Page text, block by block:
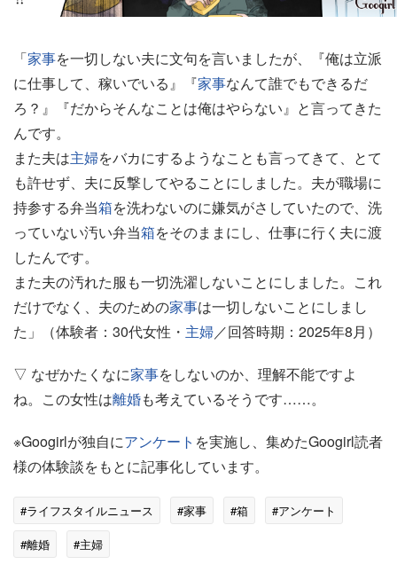
「家事を一切しない夫に文句を言いましたが、『俺は立派
に仕事して、稼いでいる』『家事なんて誰でもできるだ
ろ？』『だからそんなことは俺はやらない』と言ってきた
んです。
また夫は主婦をバカにするようなことも言ってきて、とて
も許せず、夫に反撃してやることにしました。夫が職場に
持参する弁当箱を洗わないのに嫌気がさしていたので、洗
っていない汚い弁当箱をそのままにし、仕事に行く夫に渡
したんです。
また夫の汚れた服も一切洗濯しないことにしました。これ
だけでなく、夫のための家事は一切しないことにしまし
た」（体験者：30代女性・ 主婦／回答時期：2025年8月）
▽ なぜかたくなに家事をしないのか、理解不能ですよ
ね。この女性は離婚も考えているそうです……。
※Googirlが独自にアンケート を実施し、集めたGoogirl読者
様の体験談をもとに記事化しています。
#ライフスタイルニュース #家事 #箱
#アンケート
#離婚
#主婦